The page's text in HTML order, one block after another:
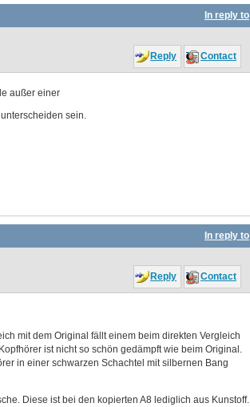
In reply to
Reply Contact
außer einer
sein.
In reply to
Reply Contact
mit dem Original fällt einem beim direkten Vergleich
ist nicht so schön gedämpft wie beim Original.
in einer schwarzen Schachtel mit silbernen Bang
Diese ist bei den kopierten A8 lediglich aus Kunstoff.